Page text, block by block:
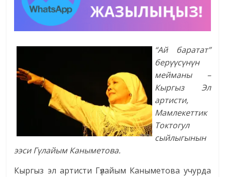
“Ай баратат”
берүүсүнүн
мейманы –
Кыргыз Эл
артисти,
Мамлекеттик
Токтогул
сыйлыгынын
ээси Гүлайым Каныметова.
Кыргыз эл артисти Гүлайым Каныметова учурда